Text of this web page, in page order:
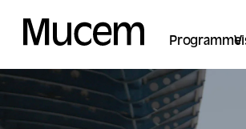
Programme